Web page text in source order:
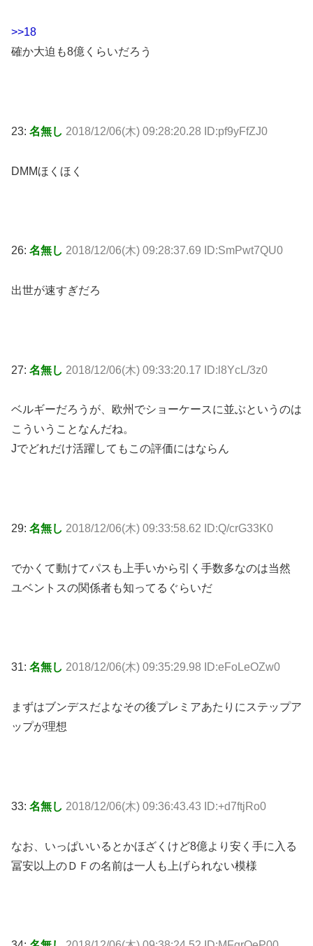
>>18
確か大迫も8億くらいだろう
23: 名無し 2018/12/06(木) 09:28:20.28 ID:pf9yFfZJ0
DMMほくほく
26: 名無し 2018/12/06(木) 09:28:37.69 ID:SmPwt7QU0
出世が速すぎだろ
27: 名無し 2018/12/06(木) 09:33:20.17 ID:l8YcL/3z0
ベルギーだろうが、欧州でショーケースに並ぶというのは
こういうことなんだね。
Jでどれだけ活躍してもこの評価にはならん
29: 名無し 2018/12/06(木) 09:33:58.62 ID:Q/crG33K0
でかくて動けてパスも上手いから引く手数多なのは当然
ユベントスの関係者も知ってるぐらいだ
31: 名無し 2018/12/06(木) 09:35:29.98 ID:eFoLeOZw0
まずはブンデスだよなその後プレミアあたりにステップア
ップが理想
33: 名無し 2018/12/06(木) 09:36:43.43 ID:+d7ftjRo0
なお、いっぱいいるとかほざくけど8億より安く手に入る
冨安以上のＤＦの名前は一人も上げられない模様